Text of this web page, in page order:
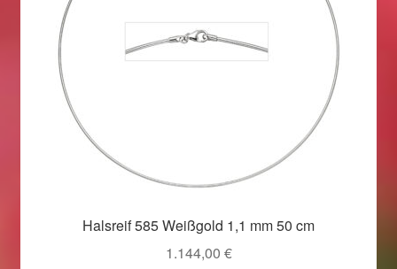
Karneval 2019 – Schmuck zu Fasching & Co.
Karneval 2020 – Schmuck zu Fasching & Co.
Liefer- und Versandkosten
Magisches und Festliches zu Halloween
Halsreif 585 Weißgold 1,1 mm 50 cm
1.144,00 €